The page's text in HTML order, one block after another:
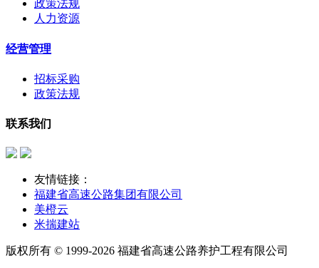
政策法规
人力资源
经营管理
招标采购
政策法规
联系我们
友情链接：
福建省高速公路集团有限公司
美橙云
米揣建站
版权所有 © 1999-2026 福建省高速公路养护工程有限公司